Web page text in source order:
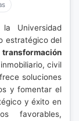
Universidad
estratégico del
transformación
civil
soluciones
y fomentar el
y éxito en
favorables,